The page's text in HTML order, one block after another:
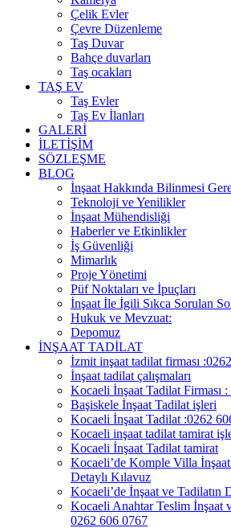
Çelik Evler
Çevre Düzenleme
Taş Duvar
Bahçe duvarları
Taş ocakları
TAŞ EV
Taş Evler
Taş Ev İlanları
GALERİ
İLETİŞİM
SÖZLEŞME
BLOG
İnşaat Hakkında Bilinmesi
Teknoloji ve Yenilikler
İnşaat Mühendisliği
Haberler ve Etkinlikler
İş Güvenliği
Mimarlık
Proje Yönetimi
Püf Noktaları ve İpuçları
İnşaat İle İgili Sıkca Sorulan
Hukuk ve Mevzuat:
Depomuz
İNŞAAT TADİLAT
İzmit inşaat tadilat firması
İnşaat tadilat çalışmaları
Kocaeli İnşaat Tadilat Firması
Başiskele İnşaat Tadilat işleri
Kocaeli İnşaat Tadilat :0262
Kocaeli inşaat tadilat tamirat
Kocaeli İnşaat Tadilat tamirat
Kocaeli’de Komple Villa
Detaylı Kılavuz
Kocaeli’de İnşaat ve Tadilatın
Kocaeli Anahtar Teslim İnşaat
0262 606 0767